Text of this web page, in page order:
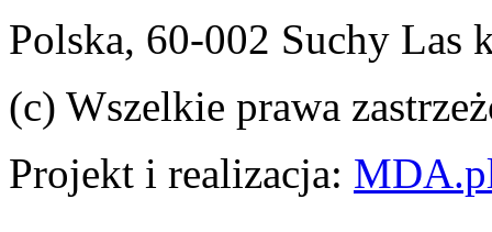
Polska, 60-002 Suchy Las
(c) Wszelkie prawa
Projekt i realizacja: